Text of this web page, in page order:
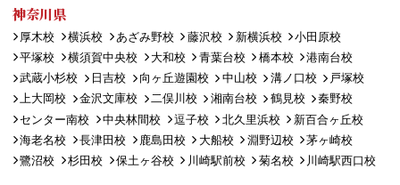
神奈川県
厚木校 横浜校 あざみ野校 藤沢校 新横浜校
小田原校
平塚校
横須賀中央校 大和校 青葉台校 橋本校
港南台校
武蔵小杉校
日吉校 向ヶ丘遊園校 中山校 溝ノ口校
戸塚校
上大岡校
金沢文庫校 二俣川校 湘南台校 鶴見校
秦野校
センター南校
中央林間校 逗子校 北久里浜校
新百合ヶ丘校
海老名校
長津田校 鹿島田校 大船校 淵野辺校
茅ヶ崎校
鷺沼校
杉田校 保土ヶ谷校 川崎駅前校 菊名校 川崎駅西口校